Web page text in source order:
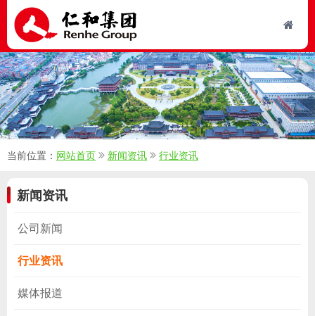
当前位置： 网站首页 新闻资讯 行业资讯
新闻资讯
公司新闻
行业资讯
媒体报道